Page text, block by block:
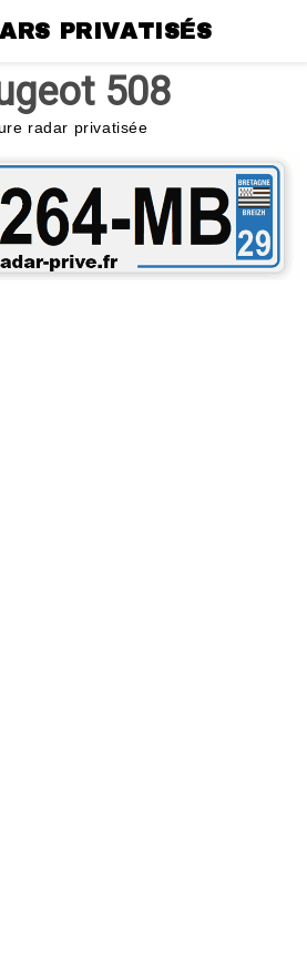
PRIVATISÉS
508
radar privatisée